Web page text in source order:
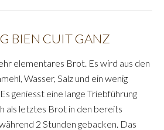
BIEN CUIT GANZ
elementares Brot. Es wird aus den
Wasser, Salz und ein wenig
geniesst eine lange Triebführung
als letztes Brot in den bereits
2 Stunden gebacken. Das